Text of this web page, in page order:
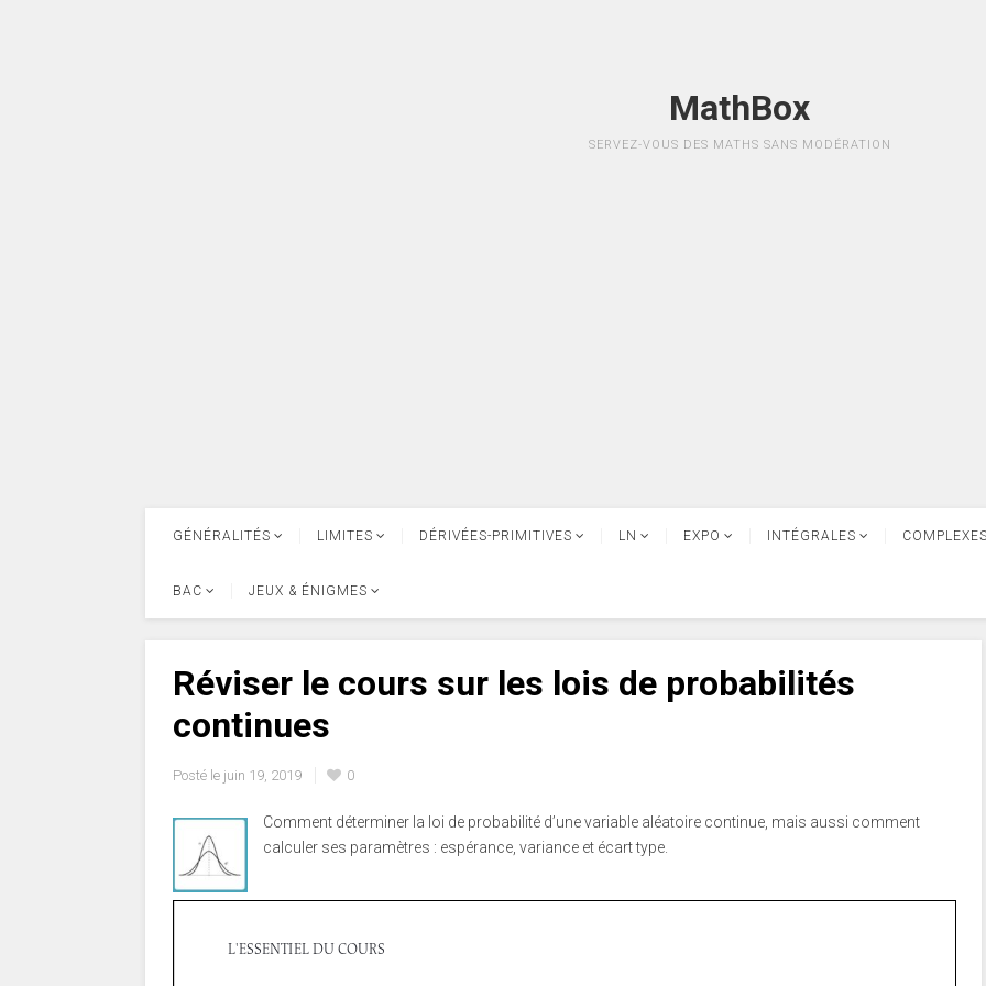
MathBox
SERVEZ-VOUS DES MATHS SANS MODÉRATION
GÉNÉRALITÉS LIMITES DÉRIVÉES-PRIMITIVES LN EXPO INTÉGRALES COMPLEXES
BAC JEUX & ÉNIGMES
Réviser le cours sur les lois de probabilités
continues
Posté le juin 19, 2019 0
Comment déterminer la loi de probabilité d’une variable aléatoire continue, mais aussi comment
calculer ses paramètres : espérance, variance et écart type.